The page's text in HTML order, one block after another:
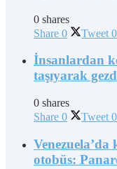
0 shares
Share 0 Tweet 0
İnsanlardan
taşıyarak
0 shares
Share 0 Tweet 0
otobüs: